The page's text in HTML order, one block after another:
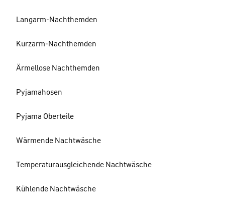
Langarm-Nachthemden
Kurzarm-Nachthemden
Ärmellose Nachthemden
Pyjamahosen
Pyjama Oberteile
Wärmende Nachtwäsche
Temperaturausgleichende Nachtwäsche
Kühlende Nachtwäsche